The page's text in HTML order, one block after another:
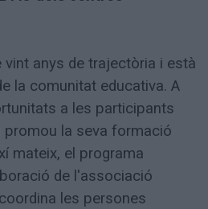
anys de trajectòria i està
la comunitat educativa. A
a les participants
promou la seva formació
mateix, el programa
de l'associació
les persones